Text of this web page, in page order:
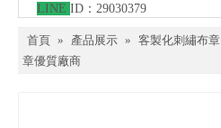
LINE ID：29030379
首頁 » 產品展示 » 客製化刺繡布章
章優質廠商